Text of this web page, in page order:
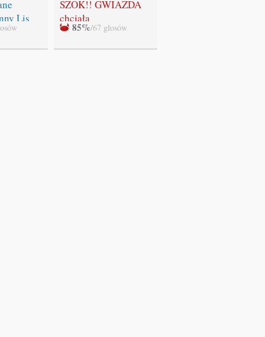
Lis
"Zmierzchu" NIE
BĘDZIE!!!
SZOK!! GWIAZDA
chciała
WYSTRZELAĆ
swoich fanów!!!
85%/67 głosów